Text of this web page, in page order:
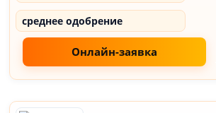
среднее одобрение
Онлайн-заявка